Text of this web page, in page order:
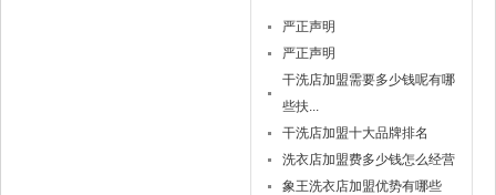
严正声明
严正声明
干洗店加盟需要多少钱呢有哪
些扶...
干洗店加盟十大品牌排名
洗衣店加盟费多少钱怎么经营
象王洗衣店加盟优势有哪些